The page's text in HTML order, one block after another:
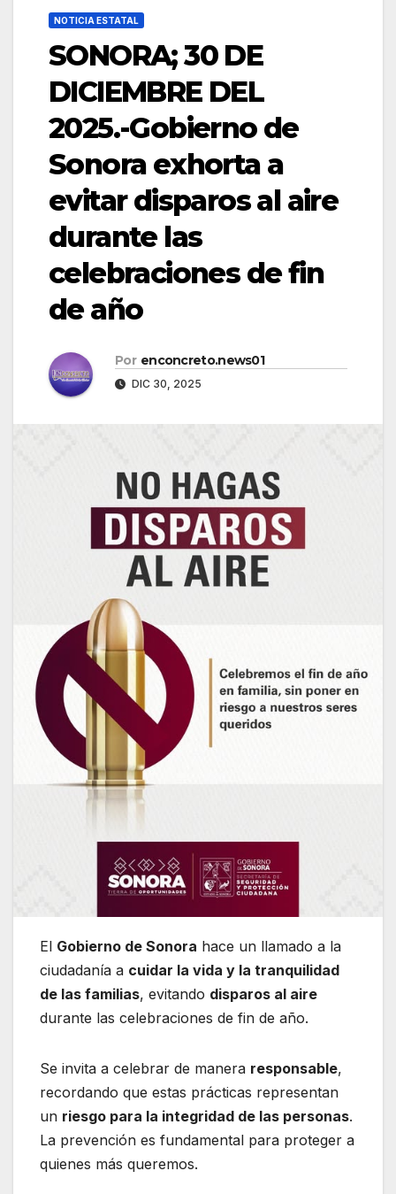
NOTICIA ESTATAL
SONORA; 30 DE
DICIEMBRE DEL
2025.-Gobierno de
Sonora exhorta a
evitar disparos al aire
durante las
celebraciones de fin
de año
Por enconcreto.news01
DIC 30, 2025
El Gobierno de Sonora hace un llamado a la
ciudadanía a cuidar la vida y la tranquilidad
de las familias, evitando disparos al aire
durante las celebraciones de fin de año.
Se invita a celebrar de manera responsable,
recordando que estas prácticas representan
un riesgo para la integridad de las personas.
La prevención es fundamental para proteger a
quienes más queremos.